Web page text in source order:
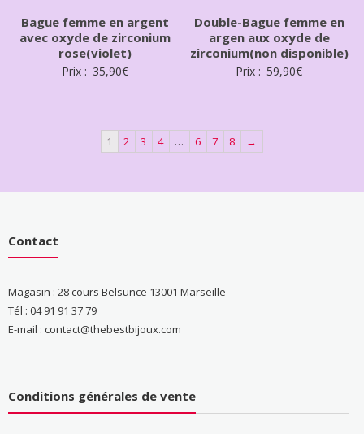
Bague femme en argent
avec oxyde de zirconium
rose(violet)
Prix : 35,90€
Double-Bague femme en
argen aux oxyde de
zirconium(non disponible)
Prix : 59,90€
1 2 3 4 … 6 7 8 →
Contact
Magasin : 28 cours Belsunce 13001 Marseille
Tél : 04 91 91 37 79
E-mail : contact@thebestbijoux.com
Conditions générales de vente